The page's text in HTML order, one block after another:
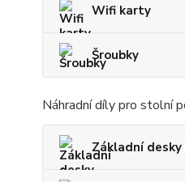
Wifi karty
Šroubky
Náhradní díly pro stolní
Základní desky